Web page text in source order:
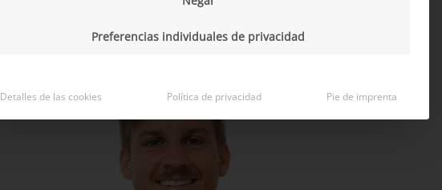
Preferencias individuales de privacidad
Detalles de las cookies Política de privacidad Pie de imprenta